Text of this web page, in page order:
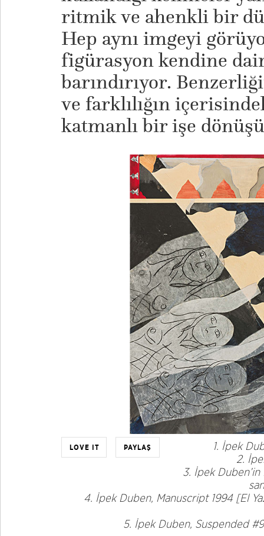
ritmik ve ahenkli bir
Hep aynı imgeyi
figürasyon kendine
barındırıyor.
ve farklılığın
katmanlı bir işe
LOVE IT PAYLAŞ
1. İpek
2.
3. İpek Duben’in
4. İpek Duben, Manuscript 1994 [El
​5. İpek Duben, Suspended